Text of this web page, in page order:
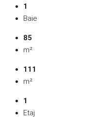
1
Baie
85
m²
111
m²
1
Etaj